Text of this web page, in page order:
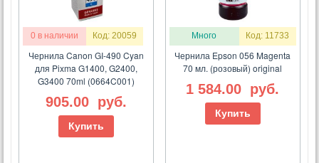
0 в наличии Код: 20059
Чернила Canon GI-490 Cyan
для Pixma G1400, G2400,
G3400 70ml (0664C001)
905.00 руб.
Купить
Много Код: 11733
Чернила Epson 056 Magenta
70 мл. (розовый) original
1 584.00 руб.
Купить